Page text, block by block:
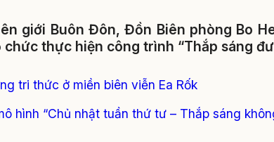
giới Buôn Đôn, Đồn Biên phòng Bo
thực hiện công trình “Thắp sáng
tri thức ở miền biên viễn Ea Rốk
hình “Chủ nhật tuần thứ tư – Thắp sáng